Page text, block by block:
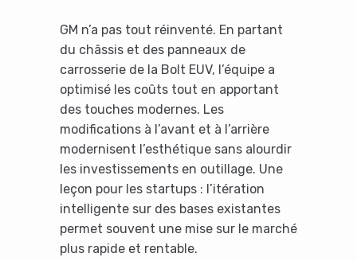
GM n’a pas tout réinventé. En partant
du châssis et des panneaux de
carrosserie de la Bolt EUV, l’équipe a
optimisé les coûts tout en apportant
des touches modernes. Les
modifications à l’avant et à l’arrière
modernisent l’esthétique sans alourdir
les investissements en outillage. Une
leçon pour les startups : l’itération
intelligente sur des bases existantes
permet souvent une mise sur le marché
plus rapide et rentable.